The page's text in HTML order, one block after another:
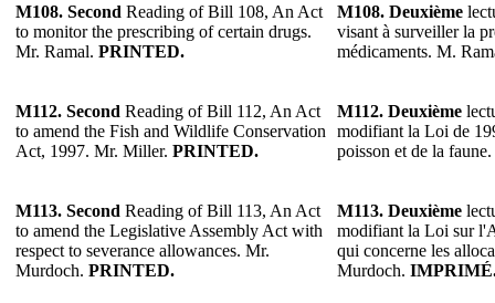
M108. Second Reading of Bill 108, An Act
to monitor the prescribing of certain drugs.
Mr. Ramal. PRINTED.
M108. Deuxième
visant à surveiller la
médicaments. M.
M112. Second Reading of Bill 112, An Act
to amend the Fish and Wildlife Conservation
Act, 1997. Mr. Miller. PRINTED.
M112. Deuxième
modifiant la Loi de
poisson et de la
M113. Second Reading of Bill 113, An Act
to amend the Legislative Assembly Act with
respect to severance allowances. Mr.
Murdoch. PRINTED.
M113. Deuxième
modifiant la Loi sur
qui concerne les
Murdoch.